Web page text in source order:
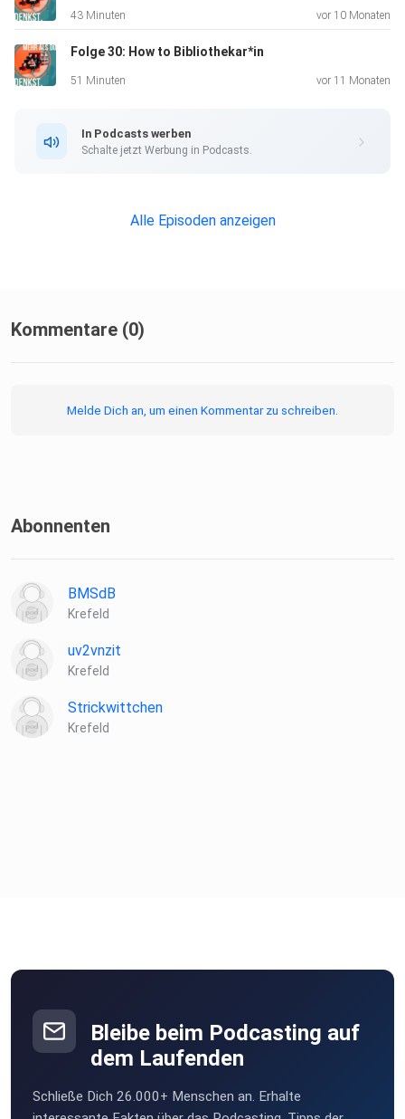
43 Minuten vor 10 Monaten
Folge 30: How to Bibliothekar*in
51 Minuten vor 11 Monaten
In Podcasts werben
Schalte jetzt Werbung in Podcasts.
Alle Episoden anzeigen
Kommentare (0)
Melde Dich an, um einen Kommentar zu schreiben.
Abonnenten
BMSdB
Krefeld
uv2vnzit
Krefeld
Strickwittchen
Krefeld
Bleibe beim Podcasting auf
dem Laufenden
Schließe Dich 26.000+ Menschen an. Erhalte